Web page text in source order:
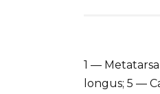
1 —
longus; 5 —